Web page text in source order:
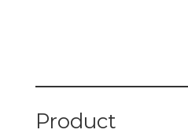
Product